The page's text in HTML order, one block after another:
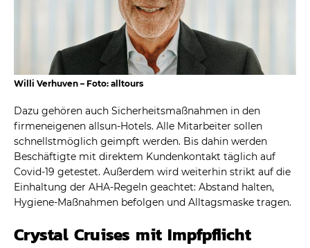
Willi Verhuven – Foto: alltours
Dazu gehören auch Sicherheitsmaßnahmen in den
firmeneigenen allsun-Hotels. Alle Mitarbeiter sollen
schnellstmöglich geimpft werden. Bis dahin werden
Beschäftigte mit direktem Kundenkontakt täglich auf
Covid-19 getestet. Außerdem wird weiterhin strikt auf die
Einhaltung der AHA-Regeln geachtet: Abstand halten,
Hygiene-Maßnahmen befolgen und Alltagsmaske tragen.
Crystal Cruises mit Impfpflicht